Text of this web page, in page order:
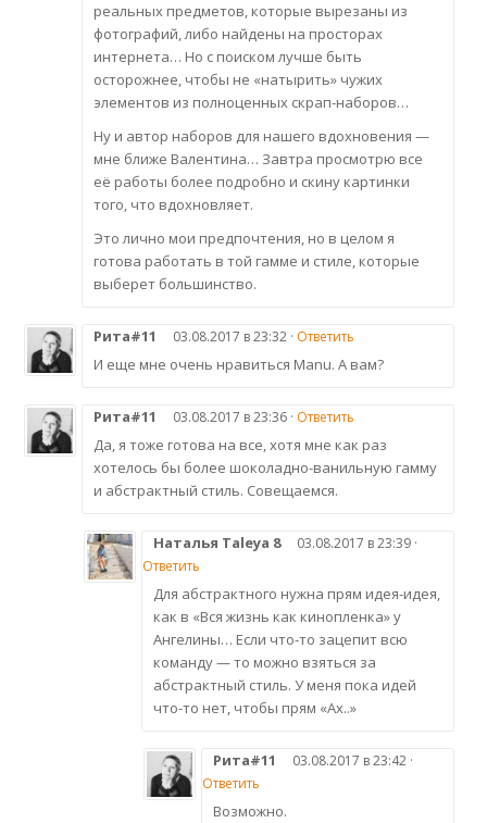
реальных предметов, которые вырезаны из
фотографий, либо найдены на просторах
интернета… Но с поиском лучше быть
осторожнее, чтобы не «натырить» чужих
элементов из полноценных скрап-наборов…
Ну и автор наборов для нашего вдохновения —
мне ближе Валентина… Завтра просмотрю все
её работы более подробно и скину картинки
того, что вдохновляет.
Это лично мои предпочтения, но в целом я
готова работать в той гамме и стиле, которые
выберет большинство.
Рита#11 03.08.2017 в 23:32 · Ответить
И еще мне очень нравиться Manu. А вам?
Рита#11 03.08.2017 в 23:36 · Ответить
Да, я тоже готова на все, хотя мне как раз
хотелось бы более шоколадно-ванильную гамму
и абстрактный стиль. Совещаемся.
Наталья Taleya 8
03.08.2017 в 23:39 ·
Ответить
Для абстрактного нужна прям идея-идея,
как в «Вся жизнь как кинопленка» у
Ангелины… Если что-то зацепит всю
команду — то можно взяться за
абстрактный стиль. У меня пока идей
что-то нет, чтобы прям «Ах..»
Рита#11
03.08.2017 в 23:42 ·
Ответить
Возможно.